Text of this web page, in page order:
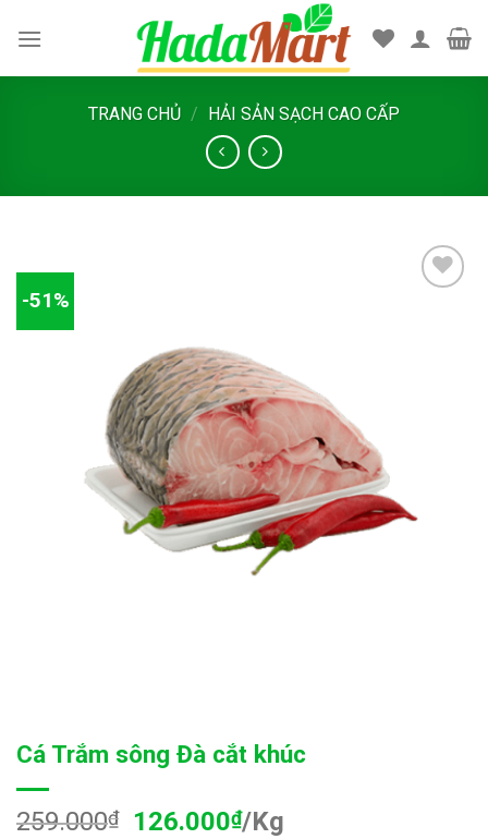
TRANG CHỦ / HẢI SẢN SẠCH CAO CẤP
-51%
Cá Trắm sông Đà cắt khúc
259.000₫ 126.000₫/Kg